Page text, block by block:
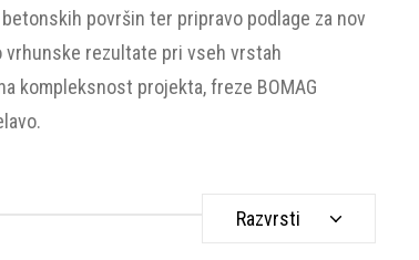
površin ter pripravo podlage za nov
rezultate pri vseh vrstah
kompleksnost projekta, freze BOMAG
Razvrsti